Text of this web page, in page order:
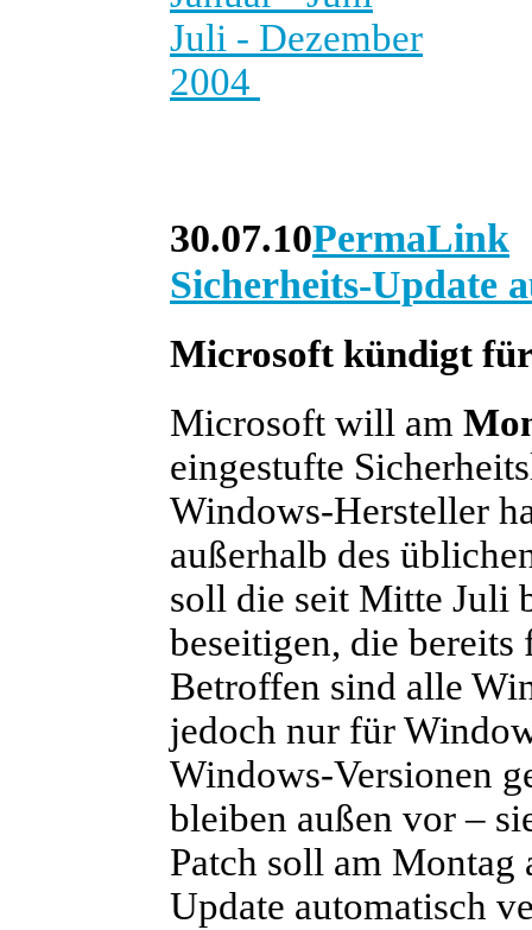
Juli - Dezember
2004
30.07.10PermaLink
Sicherheits-Update
Microsoft kündigt
Microsoft will am
eingestufte
Windows-Hersteller
außerhalb des
soll die seit Mitte Juli
beseitigen, die
Betroffen sind alle
jedoch nur für
Windows-Versionen
bleiben außen vor –
Patch soll am
Update automatisch